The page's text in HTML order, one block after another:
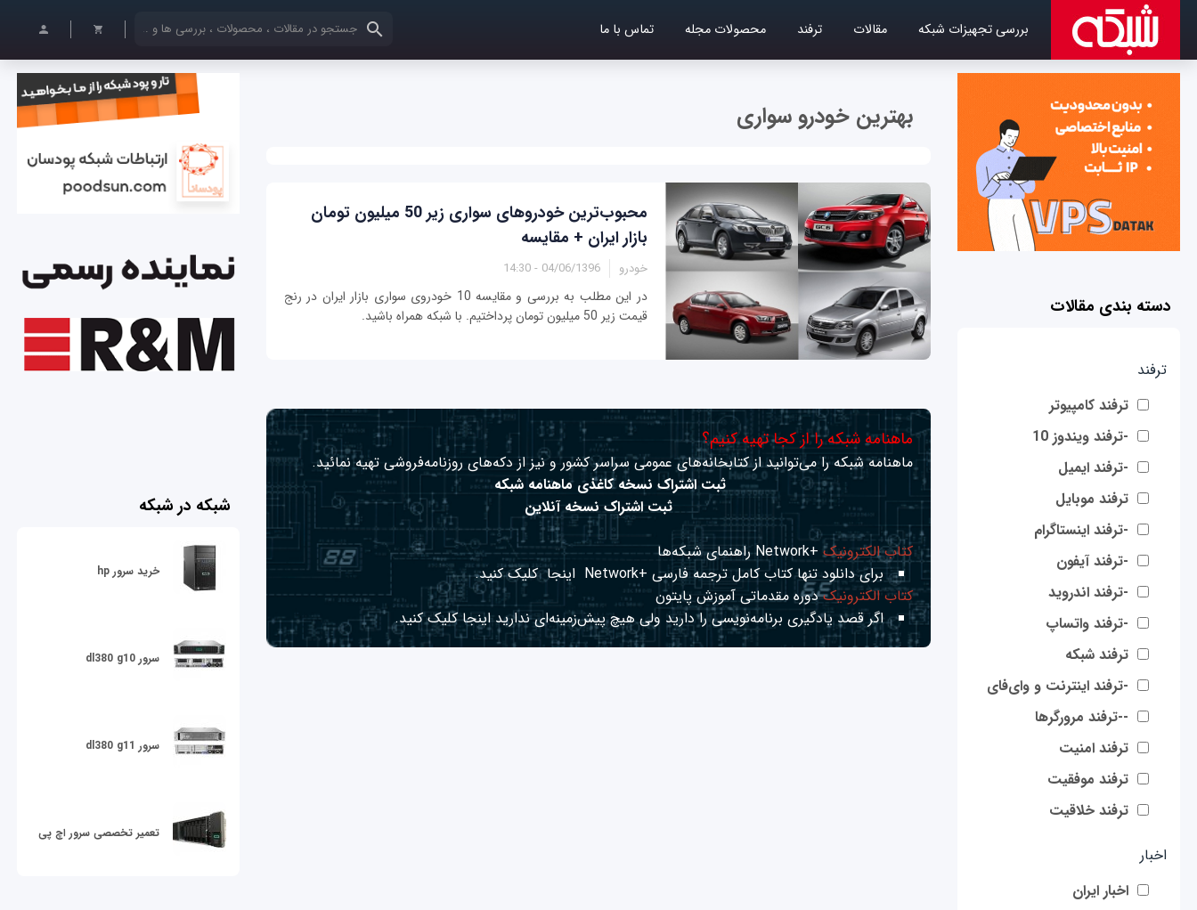
بررسی تجهیزات شبکه مقالات ترفند محصولات مجله تماس با ما کلمات کلیدی خود را وارد کنید
دسته بندی مقالات
ترفند
ترفند کامپیوتر
-ترفند ویندوز 10
-ترفند ایمیل
ترفند موبایل
-ترفند اینستاگرام
-ترفند آیفون
-ترفند اندروید
-ترفند واتساپ
ترفند شبکه
-ترفند اینترنت و وای‌فای
--ترفند مرورگرها
ترفند امنیت
ترفند موفقیت
ترفند خلاقیت
اخبار
اخبار ایران
بهترین خودرو سواری
محبوب‌ترین خودروهای سواری زیر 50 میلیون تومان
بازار ایران + مقایسه
خودرو 04/06/1396 - 14:30
در این مطلب به بررسی و مقایسه 10 خودروی سواری بازار ایران در رنج
قیمت زیر 50 میلیون تومان پرداختیم. با شبکه همراه باشید.
ماهنامه شبکه را از کجا تهیه کنیم؟
ماهنامه شبکه را می‌توانید از کتابخانه‌های عمومی سراسر کشور و نیز از دکه‌های روزنامه‌فروشی تهیه نمائید.
ثبت اشتراک نسخه کاغذی ماهنامه شبکه
ثبت اشتراک نسخه آنلاین
کتاب الکترونیک +Network راهنمای شبکه‌ها
برای دانلود تنها کتاب کامل ترجمه فارسی +Network
اینجا کلیک کنید.
کتاب الکترونیکدوره مقدماتی آموزش پایتون
اگر قصد یادگیری برنامه‌نویسی را دارید ولی هیچ پیش‌زمینه‌ای نداریداینجا کلیک کنید.
شبکه در شبکه
خرید سرور hp
سرور dl380 g10
سرور dl380 g11
تعمیر تخصصی سرور اچ پی